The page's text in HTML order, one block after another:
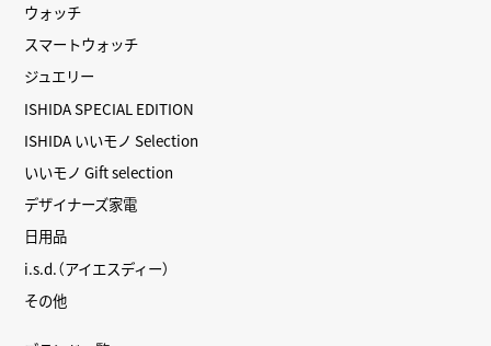
ウォッチ
スマートウォッチ
ジュエリー
ISHIDA SPECIAL EDITION
ISHIDA いいモノ Selection
いいモノ Gift selection
デザイナーズ家電
日用品
i.s.d.（アイエスディー）
その他